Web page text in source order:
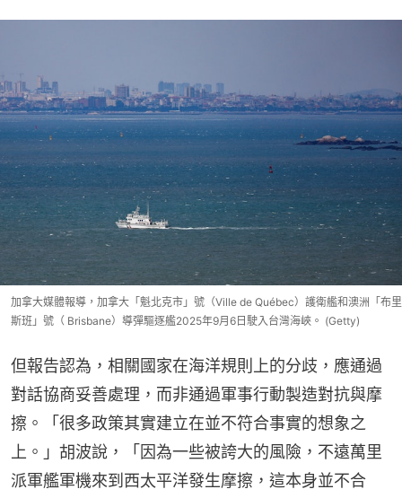
加拿大媒體報導，加拿大「魁北克市」號（Ville de Québec）護衛艦和澳洲「布里
斯班」號（ Brisbane）導彈驅逐艦2025年9月6日駛入台灣海峽。 (Getty)
但報告認為，相關國家在海洋規則上的分歧，應通過
對話協商妥善處理，而非通過軍事行動製造對抗與摩
擦。「很多政策其實建立在並不符合事實的想象之
上。」胡波說，「因為一些被誇大的風險，不遠萬里
派軍艦軍機來到西太平洋發生摩擦，這本身並不合